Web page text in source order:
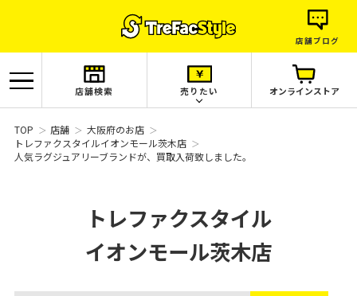
店舗ブログ
店舗検索 売りたい オンラインストア
TOP 店舗
大阪府のお店
トレファクスタイルイオンモール茨木店
人気ラグジュアリーブランドが、買取入荷致しました。
トレファクスタイル
イオンモール茨木店